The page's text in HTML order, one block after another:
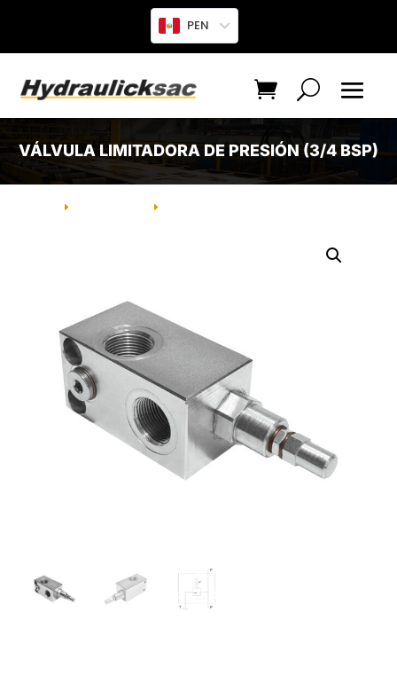
PEN
VÁLVULA LIMITADORA DE PRESIÓN (3/4 BSP)
E E